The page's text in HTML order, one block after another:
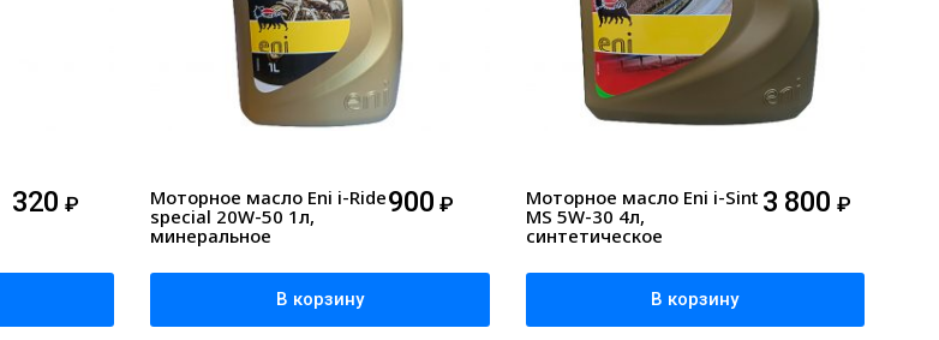
320 ₽
Моторное масло Eni i-Ride
special 20W-50 1л,
минеральное
900₽
В корзину
Моторное масло Eni i-Sint
MS 5W-30 4л,
синтетическое
3 800 ₽
В корзину